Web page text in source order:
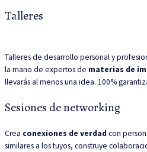
Talleres
Talleres de desarrollo personal y
la mano de expertos de materias de
llevarás al menos una idea. 100%
Sesiones de networking
Crea conexiones de verdad con
similares a los tuyos, construye